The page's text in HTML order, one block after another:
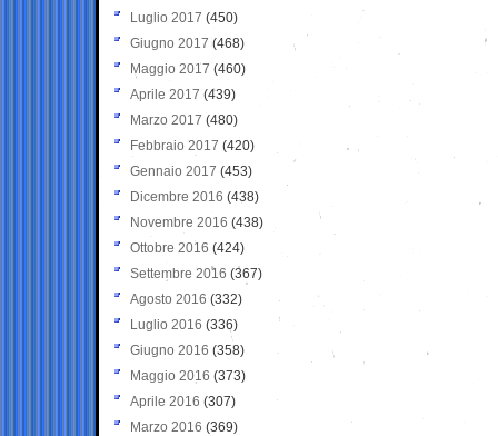
Luglio 2017 (450)
Giugno 2017 (468)
Maggio 2017 (460)
Aprile 2017 (439)
Marzo 2017 (480)
Febbraio 2017 (420)
Gennaio 2017 (453)
Dicembre 2016 (438)
Novembre 2016 (438)
Ottobre 2016 (424)
Settembre 2016 (367)
Agosto 2016 (332)
Luglio 2016 (336)
Giugno 2016 (358)
Maggio 2016 (373)
Aprile 2016 (307)
Marzo 2016 (369)